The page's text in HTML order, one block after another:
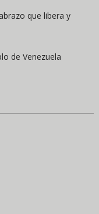
que libera y
de Venezuela